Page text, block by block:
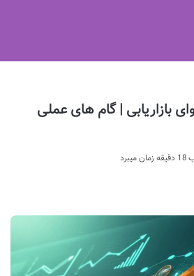
بازاریابی | گام های عملی